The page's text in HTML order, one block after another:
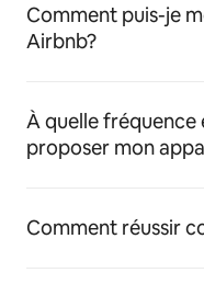
Comment puis-je
Airbnb?
À quelle fréquence
proposer mon
Comment réussir